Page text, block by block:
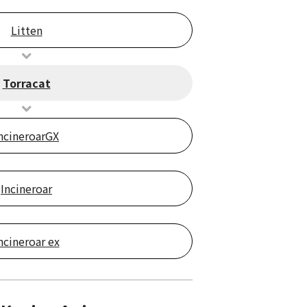
Litten
Torracat
Incineroar
ex